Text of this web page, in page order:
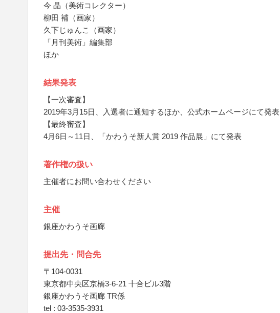
今 晶（美術コレクター）
柳田 補（画家）
久下じゅんこ（画家）
「月刊美術」編集部
ほか
結果発表
【一次審査】
2019年3月15日、入選者に通知するほか、公式ホームページにて発表
【最終審査】
4月6日～11日、「かわうそ新人賞 2019 作品展」にて発表
著作権の扱い
主催者にお問い合わせください
主催
銀座かわうそ画廊
提出先・問合先
〒104-0031
東京都中央区京橋3-6-21 十合ビル3階
銀座かわうそ画廊 TR係
tel : 03-3535-3931